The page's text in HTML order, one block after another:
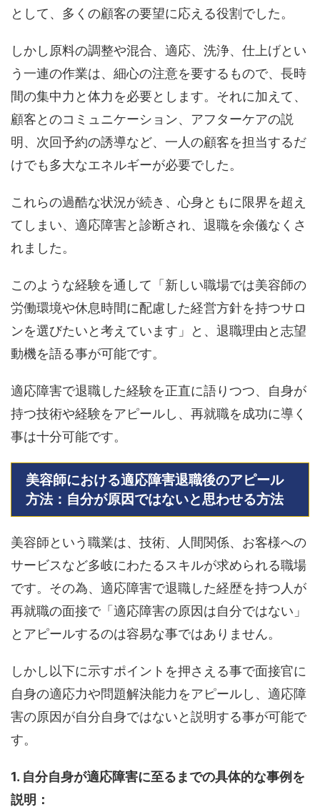
として、多くの顧客の要望に応える役割でした。
しかし原料の調整や混合、適応、洗浄、仕上げとい
う一連の作業は、細心の注意を要するもので、長時
間の集中力と体力を必要とします。それに加えて、
顧客とのコミュニケーション、アフターケアの説
明、次回予約の誘導など、一人の顧客を担当するだ
けでも多大なエネルギーが必要でした。
これらの過酷な状況が続き、心身ともに限界を超え
てしまい、適応障害と診断され、退職を余儀なくさ
れました。
このような経験を通して「新しい職場では美容師の
労働環境や休息時間に配慮した経営方針を持つサロ
ンを選びたいと考えています」と、退職理由と志望
動機を語る事が可能です。
適応障害で退職した経験を正直に語りつつ、自身が
持つ技術や経験をアピールし、再就職を成功に導く
事は十分可能です。
美容師における適応障害退職後のアピール
方法：自分が原因ではないと思わせる方法
美容師という職業は、技術、人間関係、お客様への
サービスなど多岐にわたるスキルが求められる職場
です。その為、適応障害で退職した経歴を持つ人が
再就職の面接で「適応障害の原因は自分ではない」
とアピールするのは容易な事ではありません。
しかし以下に示すポイントを押さえる事で面接官に
自身の適応力や問題解決能力をアピールし、適応障
害の原因が自分自身ではないと説明する事が可能で
す。
1. 自分自身が適応障害に至るまでの具体的な事例を
説明：